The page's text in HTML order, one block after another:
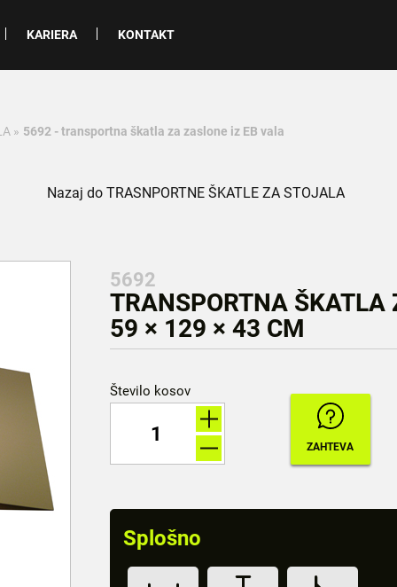
KARIERA KONTAKT
» 5692 - transportna škatla za zaslone iz EB vala
Nazaj do TRASNPORTNE ŠKATLE ZA STOJALA
5692
TRANSPORTNA ŠKATLA
59 × 129 × 43 CM
Število kosov
Splošno